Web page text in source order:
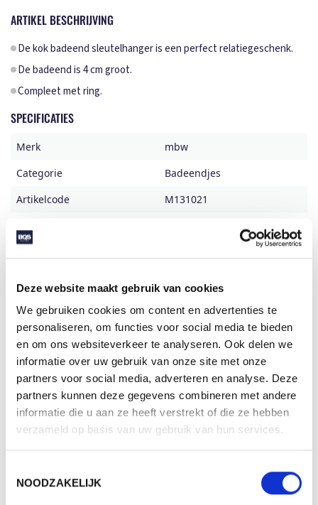
Deze website maakt gebruik van cookies
We gebruiken cookies om content en advertenties te
personaliseren, om functies voor social media te bieden
en om ons websiteverkeer te analyseren. Ook delen we
informatie over uw gebruik van onze site met onze
partners voor social media, adverteren en analyse. Deze
partners kunnen deze gegevens combineren met andere
informatie die u aan ze heeft verstrekt of die ze hebben
verzameld op basis van uw gebruik van hun services.
NOODZAKELIJK
ARTIKEL BESCHRIJVING
De kok badeend sleutelhanger is een perfect relatiegeschenk.
De badeend is 4 cm groot.
Compleet met ring.
SPECIFICATIES
Merk
mbw
Categorie
Badeendjes
Artikelcode
M131021
Aantal in binnenverpaking
200
Artikelen in omdoos
800
Land van herkomst
China
Mogelijke bewerkingen
Tampondruk
BESCHIKBARE KLEUREN